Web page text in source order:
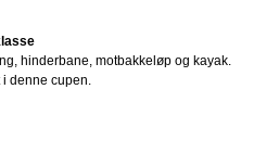
hinderbane, motbakkeløp og kayak.
denne cupen.